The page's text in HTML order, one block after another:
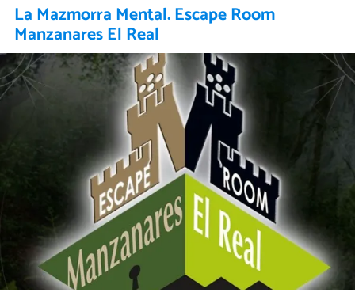
La Mazmorra Mental. Escape Room
Manzanares El Real